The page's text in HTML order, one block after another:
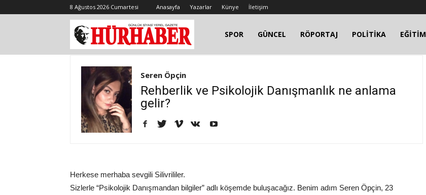
8 Ağustos 2026 Cumartesi Anasayfa Yazarlar Künye İletişim
SPOR GÜNCEL RÖPORTAJ POLİTİKA EĞİTİM
Seren Öpçin
Rehberlik ve Psikolojik Danışmanlık ne anlama
gelir?
Herkese merhaba sevgili Silivrililer.
Sizlerle “Psikolojik Danışmandan bilgiler” adlı köşemde buluşacağız. Benim adım Seren Öpçin, 23